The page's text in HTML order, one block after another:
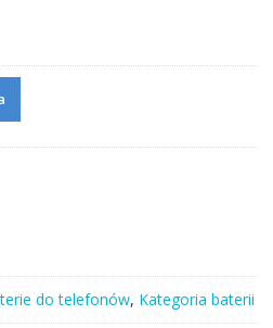
do telefonów, Kategoria baterii